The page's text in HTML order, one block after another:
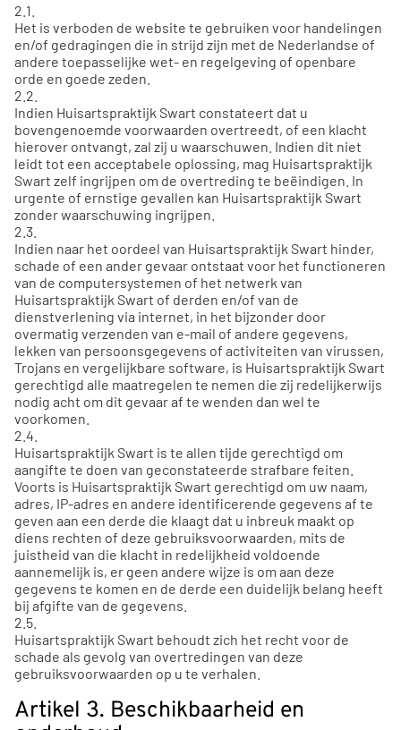
2.1.
Het is verboden de website te gebruiken voor handelingen
en/of gedragingen die in strijd zijn met de Nederlandse of
andere toepasselijke wet- en regelgeving of openbare
orde en goede zeden.
2.2.
Indien Huisartspraktijk Swart constateert dat u
bovengenoemde voorwaarden overtreedt, of een klacht
hierover ontvangt, zal zij u waarschuwen. Indien dit niet
leidt tot een acceptabele oplossing, mag Huisartspraktijk
Swart zelf ingrijpen om de overtreding te beëindigen. In
urgente of ernstige gevallen kan Huisartspraktijk Swart
zonder waarschuwing ingrijpen.
2.3.
Indien naar het oordeel van Huisartspraktijk Swart hinder,
schade of een ander gevaar ontstaat voor het functioneren
van de computersystemen of het netwerk van
Huisartspraktijk Swart of derden en/of van de
dienstverlening via internet, in het bijzonder door
overmatig verzenden van e-mail of andere gegevens,
lekken van persoonsgegevens of activiteiten van virussen,
Trojans en vergelijkbare software, is Huisartspraktijk Swart
gerechtigd alle maatregelen te nemen die zij redelijkerwijs
nodig acht om dit gevaar af te wenden dan wel te
voorkomen.
2.4.
Huisartspraktijk Swart is te allen tijde gerechtigd om
aangifte te doen van geconstateerde strafbare feiten.
Voorts is Huisartspraktijk Swart gerechtigd om uw naam,
adres, IP-adres en andere identificerende gegevens af te
geven aan een derde die klaagt dat u inbreuk maakt op
diens rechten of deze gebruiksvoorwaarden, mits de
juistheid van die klacht in redelijkheid voldoende
aannemelijk is, er geen andere wijze is om aan deze
gegevens te komen en de derde een duidelijk belang heeft
bij afgifte van de gegevens.
2.5.
Huisartspraktijk Swart behoudt zich het recht voor de
schade als gevolg van overtredingen van deze
gebruiksvoorwaarden op u te verhalen.
Artikel 3. Beschikbaarheid en